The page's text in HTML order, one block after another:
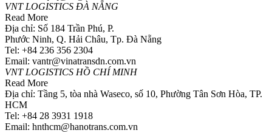
VNT LOGISTICS ĐÀ NẴNG
Read More
Địa chỉ: Số 184 Trần Phú, P.
Phước Ninh, Q. Hải Châu, Tp. Đà Nẵng
Tel: +84 236 356 2304
Email: vantr@vinatransdn.com.vn
VNT LOGISTICS HỒ CHÍ MINH
Read More
Địa chỉ: Tầng 5, tòa nhà Waseco, số 10, Phường Tân Sơn Hòa, TP.
HCM
Tel: +84 28 3931 1918
Email: hnthcm@hanotrans.com.vn